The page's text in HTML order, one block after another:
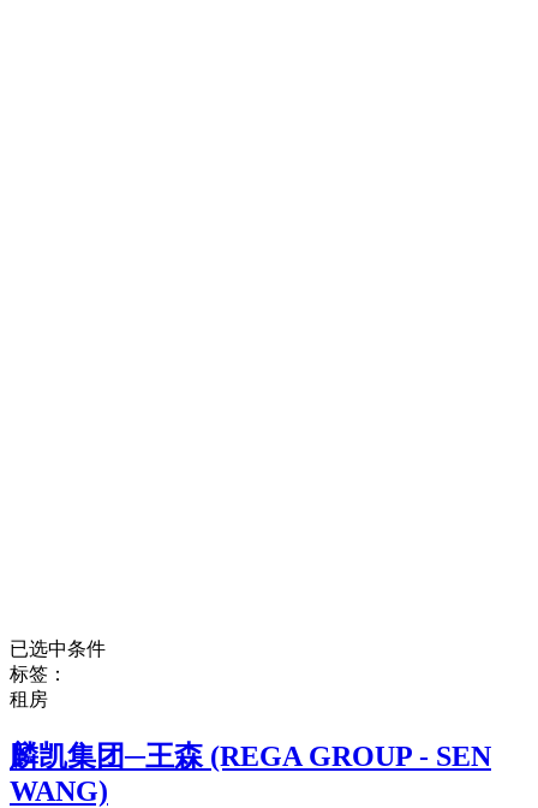
已选中条件
标签：
租房
麟凯集团─王森 (REGA GROUP - SEN
WANG)